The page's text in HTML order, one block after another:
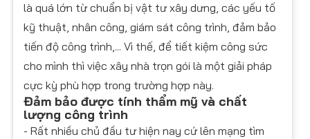
là quá lớn từ chuẩn bị vật tư xây dưng, các yếu tố
kỹ thuật, nhân công, giám sát công trình, đảm bảo
tiến độ công trình,... Vì thế, để tiết kiệm công sức
cho mình thì việc xây nhà trọn gói là một giải pháp
cực kỳ phù hợp trong trường hợp này.
Đảm bảo được tính thẩm mỹ và chất
lượng công trình
- Rất nhiều chủ đầu tư hiện nay cứ lên mạng tìm